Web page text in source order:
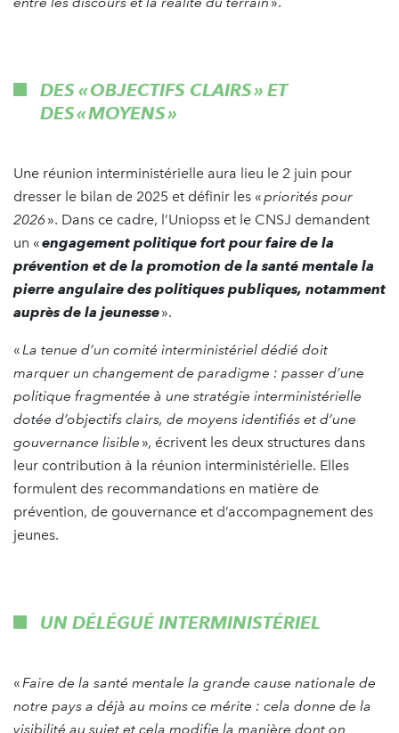
DES « OBJECTIFS CLAIRS » ET
DES « MOYENS »
Une réunion interministérielle aura lieu le 2 juin pour
dresser le bilan de 2025 et définir les « priorités pour
2026 ». Dans ce cadre, l’Uniopss et le CNSJ demandent
un «engagement politique fort pour faire de la
prévention et de la promotion de la santé mentale la
pierre angulaire des politiques publiques, notamment
auprès de la jeunesse».
« La tenue d’un comité interministériel dédié doit
marquer un changement de paradigme : passer d’une
politique fragmentée à une stratégie interministérielle
dotée d’objectifs clairs, de moyens identifiés et d’une
gouvernance lisible », écrivent les deux structures dans
leur contribution à la réunion interministérielle. Elles
formulent des recommandations en matière de
prévention, de gouvernance et d’accompagnement des
jeunes.
UN DÉLÉGUÉ INTERMINISTÉRIEL
« Faire de la santé mentale la grande cause nationale de
notre pays a déjà au moins ce mérite : cela donne de la
visibilité au sujet et cela modifie la manière dont on